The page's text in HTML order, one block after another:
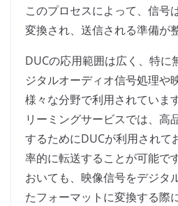
このプロセスによって、信号
変換され、送信される準備が
DUCの応用範囲は広く、特に
ジタルオーディオ信号処理や
様々な分野で利用されていま
リーミングサービスでは、高
するためにDUCが利用されて
率的に転送することが可能で
おいても、映像信号をデジタ
たフォーマットに変換する際